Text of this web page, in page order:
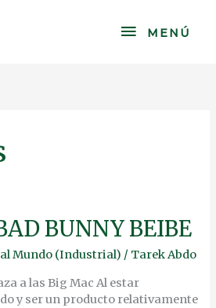
MENÚ
MENÚ
BUNNY BEIBE
al Mundo (Industrial) / Tarek Abdo
a las Big Mac Al estar
y ser un producto relativamente